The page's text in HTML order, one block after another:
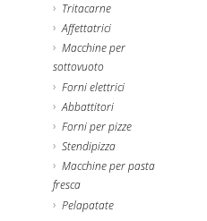
Tritacarne
Affettatrici
Macchine per
sottovuoto
Forni elettrici
Abbattitori
Forni per pizze
Stendipizza
Macchine per pasta
fresca
Pelapatate